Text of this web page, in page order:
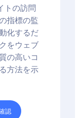
トの訪問
指標の監
化するだ
をウェブ
の高いコ
方法を示
認